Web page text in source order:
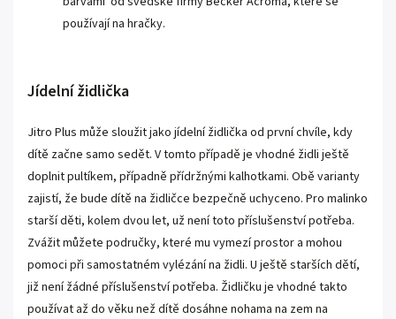
používají na hračky.
Jídelní židlička
Jitro Plus může sloužit jako jídelní židlička od první chvíle, kdy
dítě začne samo sedět. V tomto případě je vhodné židli ještě
doplnit pultíkem, případně přídržnými kalhotkami. Obě varianty
zajistí, že bude dítě na židličce bezpečně uchyceno. Pro malinko
starší děti, kolem dvou let, už není toto příslušenství potřeba.
Zvážit můžete područky, které mu vymezí prostor a mohou
pomoci při samostatném vylézání na židli. U ještě starších dětí,
již není žádné příslušenství potřeba. Židličku je vhodné takto
používat až do věku než dítě dosáhne nohama na zem na